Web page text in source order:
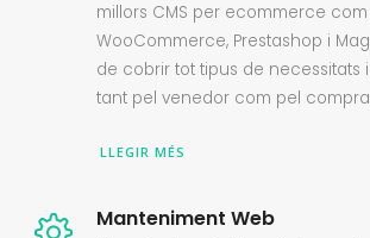
millors CMS per ecommerce com
WooCommerce, Prestashop i
de cobrir tot tipus de necessitats
tant pel venedor com pel
LLEGIR MÉS
Manteniment Web